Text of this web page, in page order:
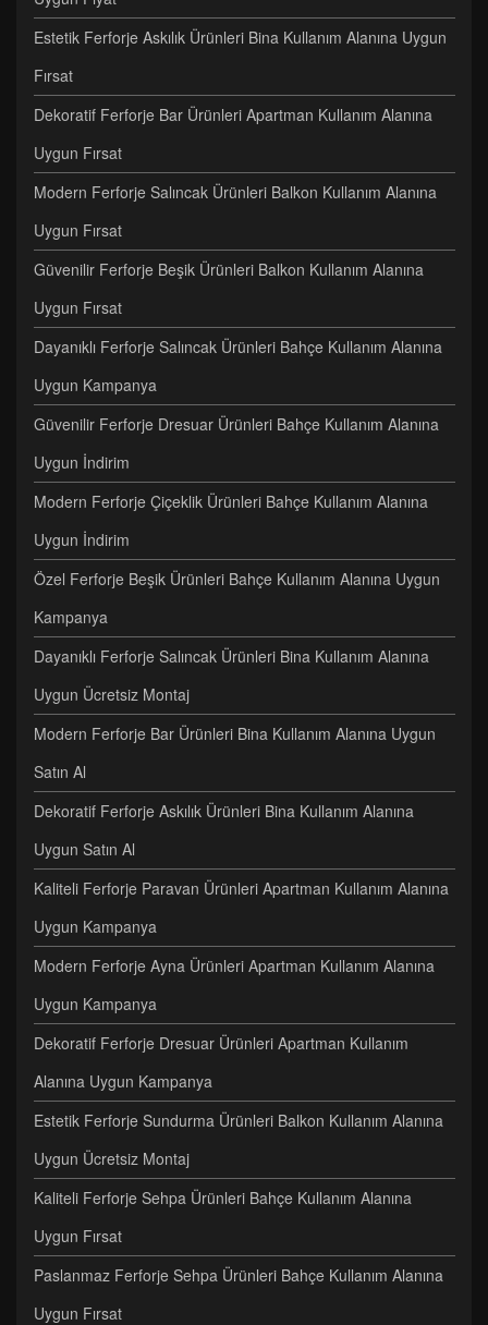
Estetik Ferforje Askılık Ürünleri Bina Kullanım Alanına Uygun
Fırsat
Dekoratif Ferforje Bar Ürünleri Apartman Kullanım Alanına
Uygun Fırsat
Modern Ferforje Salıncak Ürünleri Balkon Kullanım Alanına
Uygun Fırsat
Güvenilir Ferforje Beşik Ürünleri Balkon Kullanım Alanına
Uygun Fırsat
Dayanıklı Ferforje Salıncak Ürünleri Bahçe Kullanım Alanına
Uygun Kampanya
Güvenilir Ferforje Dresuar Ürünleri Bahçe Kullanım Alanına
Uygun İndirim
Modern Ferforje Çiçeklik Ürünleri Bahçe Kullanım Alanına
Uygun İndirim
Özel Ferforje Beşik Ürünleri Bahçe Kullanım Alanına Uygun
Kampanya
Dayanıklı Ferforje Salıncak Ürünleri Bina Kullanım Alanına
Uygun Ücretsiz Montaj
Modern Ferforje Bar Ürünleri Bina Kullanım Alanına Uygun
Satın Al
Dekoratif Ferforje Askılık Ürünleri Bina Kullanım Alanına
Uygun Satın Al
Kaliteli Ferforje Paravan Ürünleri Apartman Kullanım Alanına
Uygun Kampanya
Modern Ferforje Ayna Ürünleri Apartman Kullanım Alanına
Uygun Kampanya
Dekoratif Ferforje Dresuar Ürünleri Apartman Kullanım
Alanına Uygun Kampanya
Estetik Ferforje Sundurma Ürünleri Balkon Kullanım Alanına
Uygun Ücretsiz Montaj
Kaliteli Ferforje Sehpa Ürünleri Bahçe Kullanım Alanına
Uygun Fırsat
Paslanmaz Ferforje Sehpa Ürünleri Bahçe Kullanım Alanına
Uygun Fırsat